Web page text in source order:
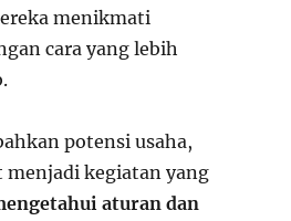
menikmati
cara yang lebih
potensi usaha,
menjadi kegiatan yang
aturan dan